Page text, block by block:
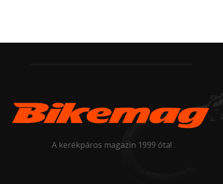
A kerékpáros magazin 1999 óta!